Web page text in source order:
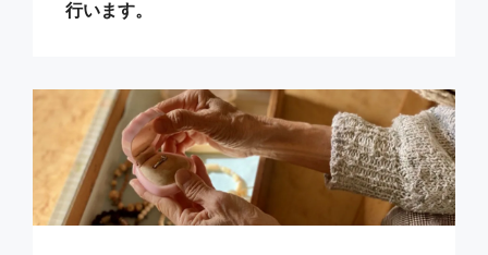
行います。